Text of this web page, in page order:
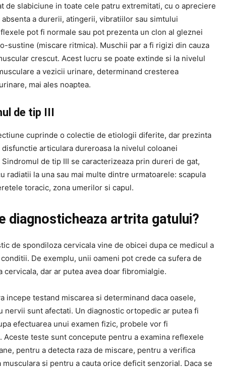
de slabiciune in toate cele patru extremitati, cu o apreciere
absenta a durerii, atingerii, vibratiilor sau simtului
pot fi normale sau pot prezenta un clon al gleznei
sustine (miscare ritmica). Muschii par a fi rigizi din cauza
crescut. Acest lucru se poate extinde si la nivelul
a vezicii urinare, determinand cresterea
mai ales noaptea.
de tip III
cuprinde o colectie de etiologii diferite, dar prezinta
disfunctie articulara dureroasa la nivelul coloanei
de tip III se caracterizeaza prin dureri de gat,
radiatii la una sau mai multe dintre urmatoarele: scapula
toracic, zona umerilor si capul.
diagnosticheaza artrita gatului?
de spondiloza cervicala vine de obicei dupa ce medicul a
De exemplu, unii oameni pot crede ca sufera de
cervicala, dar ar putea avea doar fibromialgie.
incepe testand miscarea si determinand daca oasele,
nervii sunt afectati. Un diagnostic ortopedic ar putea fi
efectuarea unui examen fizic, probele vor fi
Aceste teste sunt concepute pentru a examina reflexele
pentru a detecta raza de miscare, pentru a verifica
musculara si pentru a cauta orice deficit senzorial. Daca se